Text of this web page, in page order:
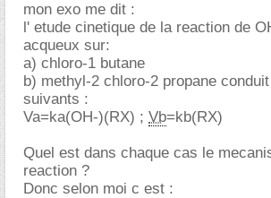
mon exo me dit :
l' etude cinetique de la reaction de
acqueux sur:
a) chloro-1 butane
b) methyl-2 chloro-2 propane
suivants :
Va=ka(OH-)(RX) ; Vb=kb(RX)
Quel est dans chaque cas le
reaction ?
Donc selon moi c est :